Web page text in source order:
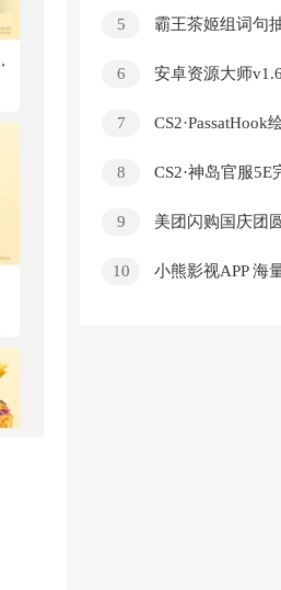
5
霸王茶姬组词句
6
安卓资源大师
7
8
CS2·神岛官服
9
美团闪购国庆团
10 小熊影视APP 海